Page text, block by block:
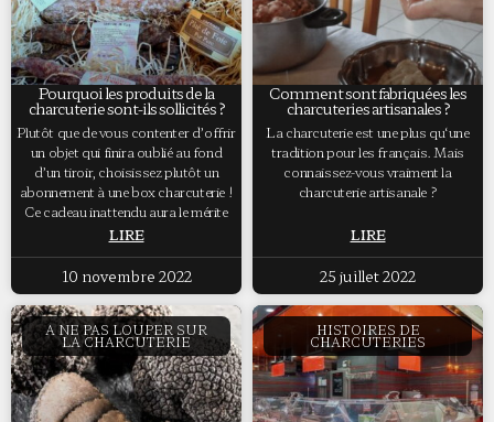
Pourquoi les produits de la
charcuterie sont-ils sollicités ?
Plutôt que de vous contenter d’offrir
un objet qui finira oublié au fond
d’un tiroir, choisissez plutôt un
abonnement à une box charcuterie !
Ce cadeau inattendu aura le mérite
LIRE
10 novembre 2022
Comment sont fabriquées les
charcuteries artisanales ?
La charcuterie est une plus qu‘une
tradition pour les français. Mais
connaissez-vous vraiment la
charcuterie artisanale ?
LIRE
25 juillet 2022
A NE PAS LOUPER SUR
LA CHARCUTERIE
HISTOIRES DE
CHARCUTERIES